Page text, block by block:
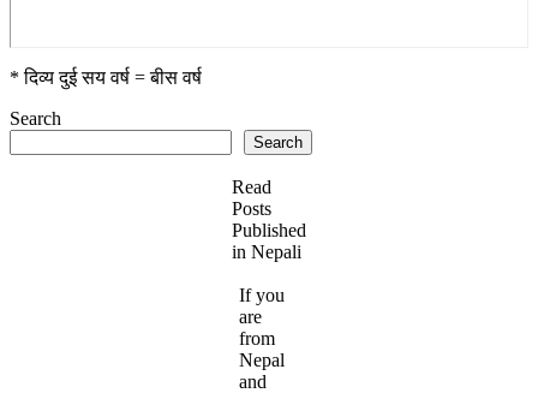
* दिव्य दुई सय वर्ष = बीस वर्ष
Search
Search
Read
Posts
Published
in Nepali
If you
are
from
Nepal
and